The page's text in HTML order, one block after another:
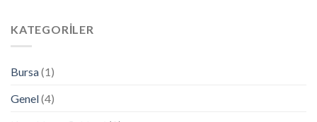
KATEGORİLER
Bursa(1)
Genel(4)